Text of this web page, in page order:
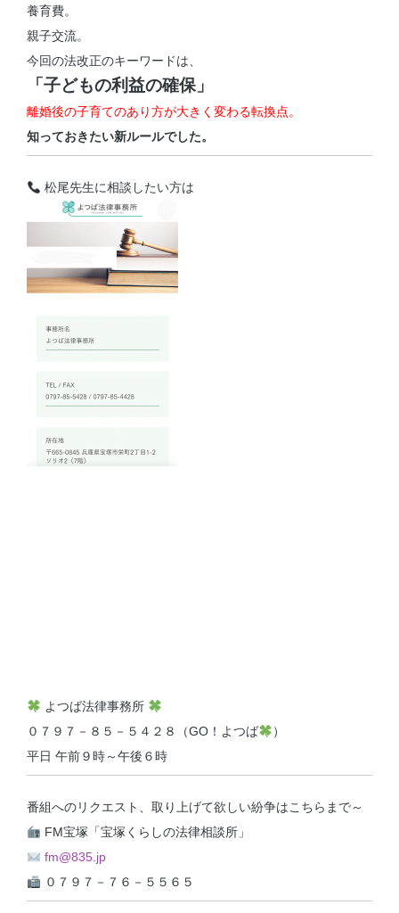
養育費。
親子交流。
今回の法改正のキーワードは、
「子どもの利益の確保」
離婚後の子育てのあり方が大きく変わる転換点。
知っておきたい新ルールでした。
松尾先生に相談したい方は
よつば法律事務所
０７９７－８５－５４２８（GO！よつば
）
平日 午前９時～午後６時
番組へのリクエスト、取り上げて欲しい紛争はこちらまで～
FM宝塚「宝塚くらしの法律相談所」
fm@835.jp
０７９７－７６－５５６５